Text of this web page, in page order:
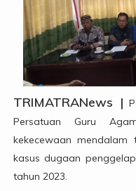
TRIMATRANews |
Persatuan Guru
kekecewaan mendalam
kasus dugaan
tahun 2023.